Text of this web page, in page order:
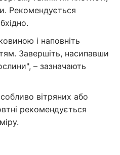
Рекомендується
і наповніть
Завершіть, насипавши
– зазначають
вітряних або
рекомендується